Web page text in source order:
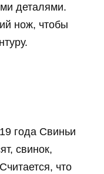
деталями.
нож, чтобы
года Свиньи
свинок,
что